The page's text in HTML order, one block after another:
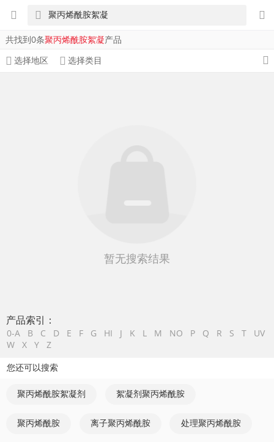
共找到0条聚丙烯酰胺絮凝产品
选择地区
选择类目
暂无搜索结果
产品索引：
0-A B C D E F G HI J K L M NO P Q R S T
UV
W
X Y Z
您还可以搜索
聚丙烯酰胺絮凝剂 絮凝剂聚丙烯酰胺
聚丙烯酰胺 离子聚丙烯酰胺 处理聚丙烯酰胺